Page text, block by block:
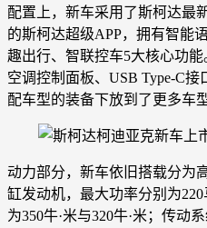
配置上，新车采用了斯柯达最
的斯柯达超级APP，拥有智能
趣出行、智联控车5大核心功
空调控制面板、USB Type-C
配车型的装备下放到了更多车型
动力部分，新车依旧搭载分为
缸发动机，最大功率分别为
为350牛·米与320牛·米；传动